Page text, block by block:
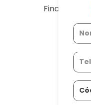
Finalidade: